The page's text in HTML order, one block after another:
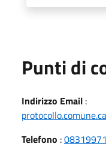
Punti di
Indirizzo Email :
Telefono :